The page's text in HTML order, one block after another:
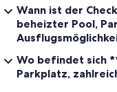
Wann ist der
beheizter Pool,
Wo befindet sich
Parkplatz,